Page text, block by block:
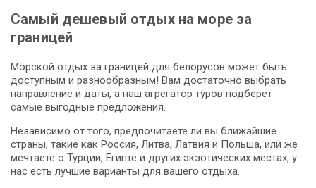
Самый дешевый отдых на море за
границей
Морской отдых за границей для белорусов может быть
доступным и разнообразным! Вам достаточно выбрать
направление и даты, а наш агрегатор туров подберет
самые выгодные предложения.
Независимо от того, предпочитаете ли вы ближайшие
страны, такие как Россия, Литва, Латвия и Польша, или же
мечтаете о Турции, Египте и других экзотических местах, у
нас есть лучшие варианты для вашего отдыха.